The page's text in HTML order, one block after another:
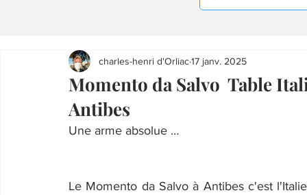
Momento da Salvo Table
Antibes
charles-henri d'Orliac17 janv. 2025
Une arme absolue …
Le Momento da Salvo à Antibes c'est